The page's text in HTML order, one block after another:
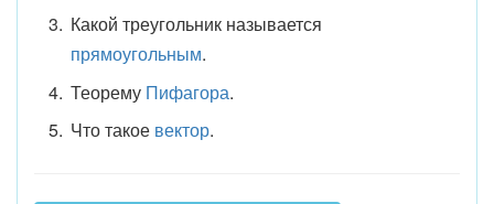
Какой треугольник называется
прямоугольным.
Теорему Пифагора.
Что такое вектор.